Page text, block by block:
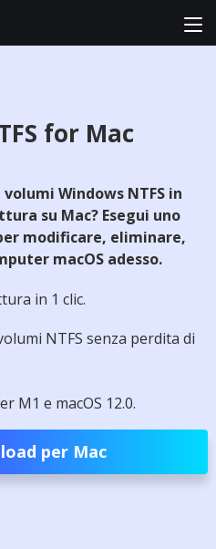
for Mac
Windows NTFS in
su Mac? Esegui uno
modificare, eliminare,
macOS adesso.
in 1 clic.
NTFS senza perdita di
M1 e macOS 12.0.
per Mac